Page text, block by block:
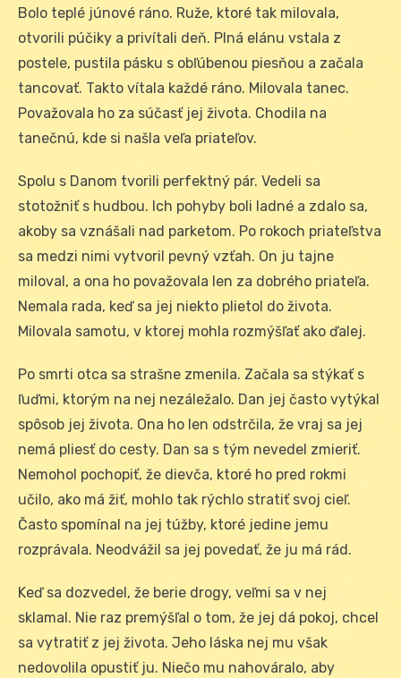
Bolo teplé júnové ráno. Ruže, ktoré tak milovala,
otvorili púčiky a privítali deň. Plná elánu vstala z
postele, pustila pásku s obľúbenou piesňou a začala
tancovať. Takto vítala každé ráno. Milovala tanec.
Považovala ho za súčasť jej života. Chodila na
tanečnú, kde si našla veľa priateľov.
Spolu s Danom tvorili perfektný pár. Vedeli sa
stotožniť s hudbou. Ich pohyby boli ladné a zdalo sa,
akoby sa vznášali nad parketom. Po rokoch priateľstva
sa medzi nimi vytvoril pevný vzťah. On ju tajne
miloval, a ona ho považovala len za dobrého priateľa.
Nemala rada, keď sa jej niekto plietol do života.
Milovala samotu, v ktorej mohla rozmýšľať ako ďalej.
Po smrti otca sa strašne zmenila. Začala sa stýkať s
ľuďmi, ktorým na nej nezáležalo. Dan jej často vytýkal
spôsob jej života. Ona ho len odstrčila, že vraj sa jej
nemá pliesť do cesty. Dan sa s tým nevedel zmieriť.
Nemohol pochopiť, že dievča, ktoré ho pred rokmi
učilo, ako má žiť, mohlo tak rýchlo stratiť svoj cieľ.
Často spomínal na jej túžby, ktoré jedine jemu
rozprávala. Neodvážil sa jej povedať, že ju má rád.
Keď sa dozvedel, že berie drogy, veľmi sa v nej
sklamal. Nie raz premýšľal o tom, že jej dá pokoj, chcel
sa vytratiť z jej života. Jeho láska nej mu však
nedovolila opustiť ju. Niečo mu nahováralo, aby